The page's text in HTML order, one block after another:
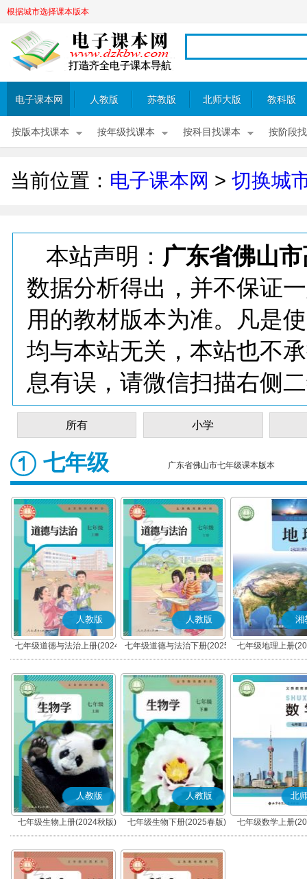
根据城市选择课本版本
电子课本网 人教版 苏教版 北师大版 教科版
按版本找课本 按年级找课本 按科目找课本 按阶段
当前位置： 电子课本网 > 切换城
本站声明： 广东省佛山
数据分析得出，并不保证
用的教材版本为准。凡是
均与本站无关，本站也不
息有误，请微信扫描右侧
所有 小学
七年级 广东省佛山市七年级课本版本
人教版
七年级道德与法治上册(2024
秋版)(部编版)
人教版
七年级道德与法治下册(2025
春版)(部编版)
湘
七年级地理上册
人教版
七年级生物上册(2024秋版)
人教版
七年级生物下册(2025春版)
北
七年级数学上册